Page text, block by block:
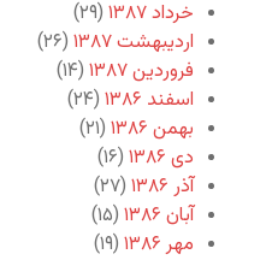
خرداد ۱۳۸۷
(۲۹)
اردیبهشت ۱۳۸۷
(۲۶)
فروردین ۱۳۸۷
(۱۴)
اسفند ۱۳۸۶
(۲۴)
بهمن ۱۳۸۶
(۲۱)
دی ۱۳۸۶
(۱۶)
آذر ۱۳۸۶
(۲۷)
آبان ۱۳۸۶
(۱۵)
مهر ۱۳۸۶
(۱۹)